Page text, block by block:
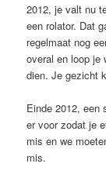
2012, je valt nu
een rolator. Dat
regelmaat nog
overal en loop je
dien. Je gezicht
Einde 2012, een
er voor zodat je
mis en we
mis.